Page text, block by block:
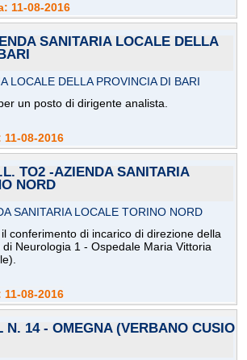
11-08-2016
SANITARIA LOCALE DELLA
LOCALE DELLA PROVINCIA DI BARI
un posto di dirigente analista.
08-2016
TO2 -AZIENDA SANITARIA
NORD
SANITARIA LOCALE TORINO NORD
conferimento di incarico di direzione della
Neurologia 1 - Ospedale Maria Vittoria
08-2016
14 - OMEGNA (VERBANO CUSIO